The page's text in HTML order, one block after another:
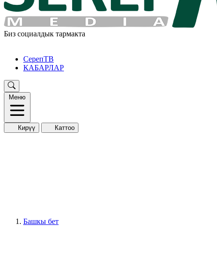
Биз социалдык тармакта
СерепТВ
КАБАРЛАР
Меню
Кирүү Каттоо
Башкы бет